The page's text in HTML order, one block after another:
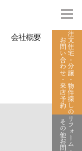
会社概要 注文住宅・分譲・物件探しの
お問い合わせ・来店予約